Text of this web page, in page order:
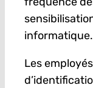
informatique.
Les